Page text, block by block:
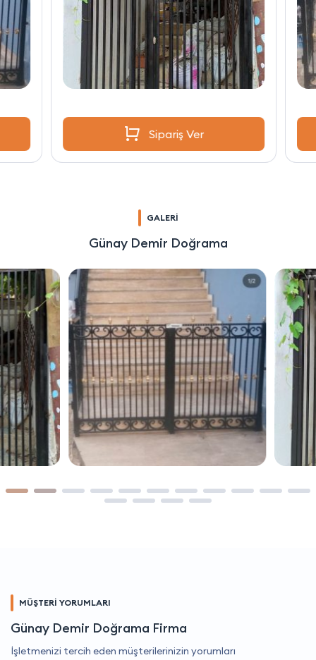
Sipariş Ver
GALERİ
Günay Demir Doğrama
MÜŞTERİ YORUMLARI
Günay Demir Doğrama Firma
İşletmenizi tercih eden müşterilerinizin yorumları